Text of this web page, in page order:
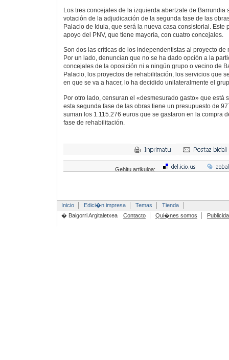
Los tres concejales de la izquierda abertzale de Barrundia
votación de la adjudicación de la segunda fase de las
Palacio de Iduia, que será la nueva casa consistorial. Este
apoyo del PNV, que tiene mayoría, con cuatro concejales.
Son dos las críticas de los independentistas al proyecto de
Por un lado, denuncian que no se ha dado opción a la
concejales de la oposición ni a ningún grupo o vecino de
Palacio, los proyectos de rehabilitación, los servicios que
en que se va a hacer, lo ha decidido unilateralmente el
Por otro lado, censuran el «desmesurado gasto» que está
esta segunda fase de las obras tiene un presupuesto de
suman los 1.115.276 euros que se gastaron en la compra
fase de rehabilitación.
Gehitu artikuloa:
Inicio Edici�n impresa Temas
Tienda
� Baigorri Argitaletxea
Contacto Qui�nes somos